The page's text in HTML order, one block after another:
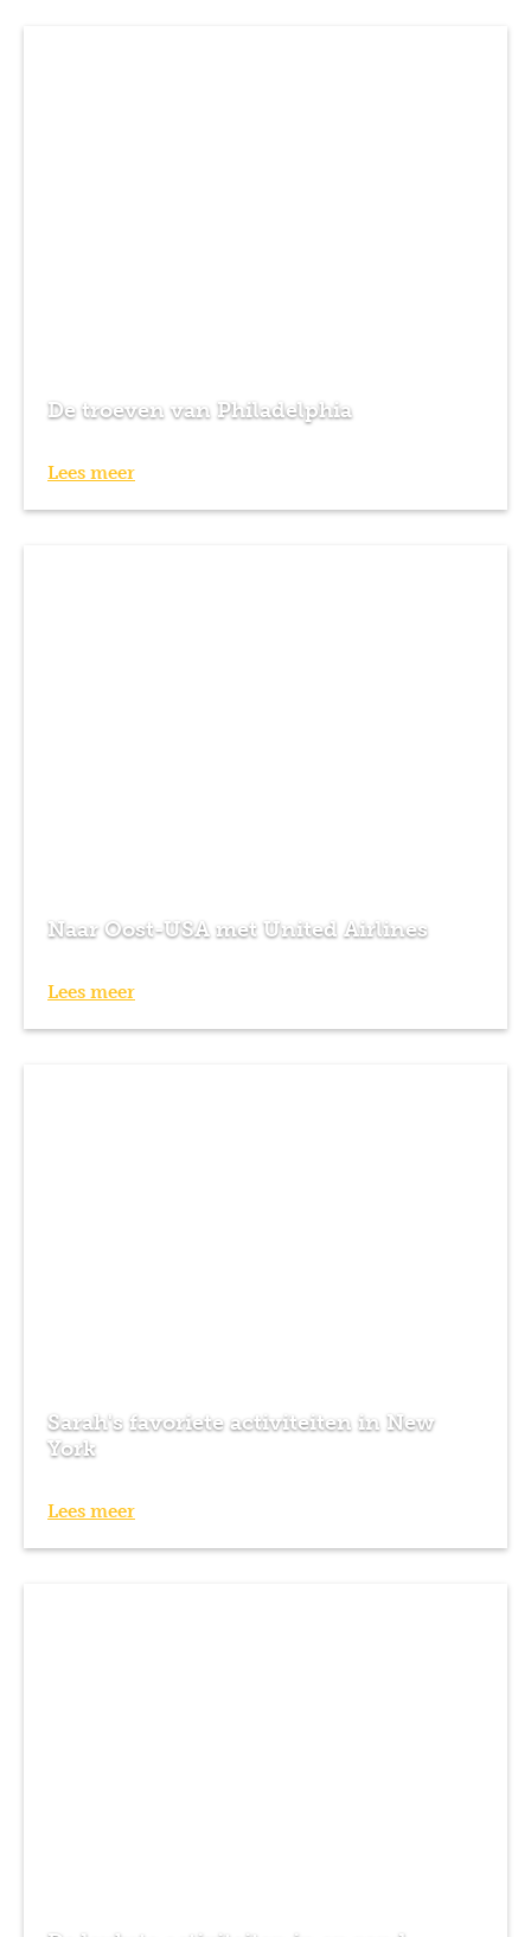
De troeven van Philadelphia
Lees meer
Naar Oost-USA met United Airlines
Lees meer
Sarah's favoriete activiteiten in New
York
Lees meer